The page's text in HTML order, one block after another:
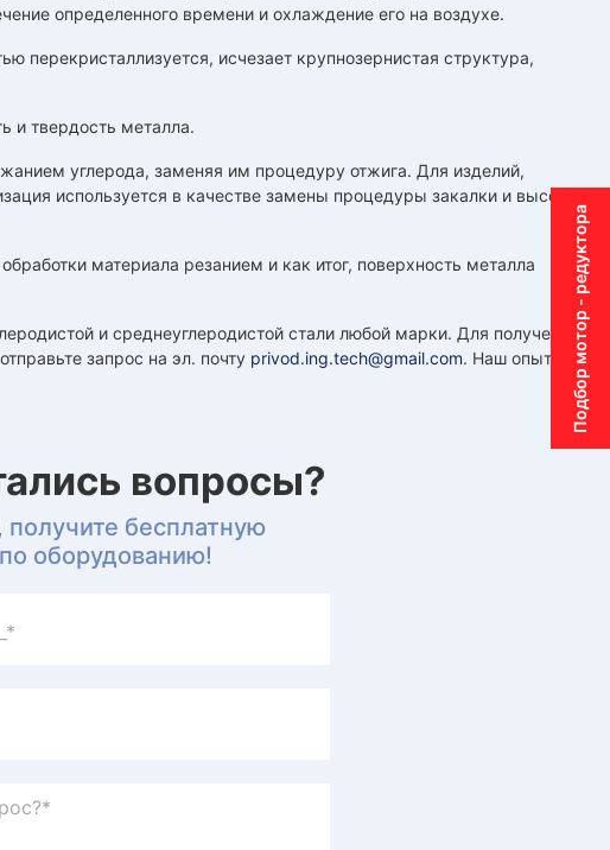
Подбор мотор - редуктора
определенного времени и охлаждение его на воздухе.
перекристаллизуется, исчезает крупнозернистая структура,
и твердость металла.
углерода, заменяя им процедуру отжига. Для изделий,
используется в качестве замены процедуры закалки и высокого
материала резанием и как итог, поверхность металла
и среднеуглеродистой стали любой марки. Для получения
запрос на эл. почту privod.ing.tech@gmail.com. Наш опытный
вопросы?
бесплатную
оборудованию!